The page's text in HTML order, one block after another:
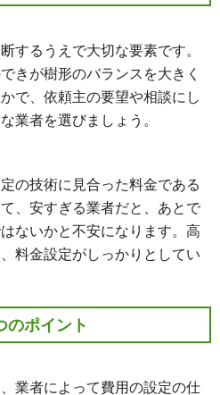
するうえで大切な要素です。
きが樹形のバランスを大きく
で、依頼主の要望や相談にし
業者を選びましょう。
の技術に見合った料金である
、安すぎる業者だと、あとで
ないかと不安になります。高
料金設定がしっかりとしてい
のポイント
業者によって費用の設定の仕